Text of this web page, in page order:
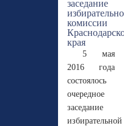
5 мая
2016 года
состоялось
очередное
заседание
избирательной